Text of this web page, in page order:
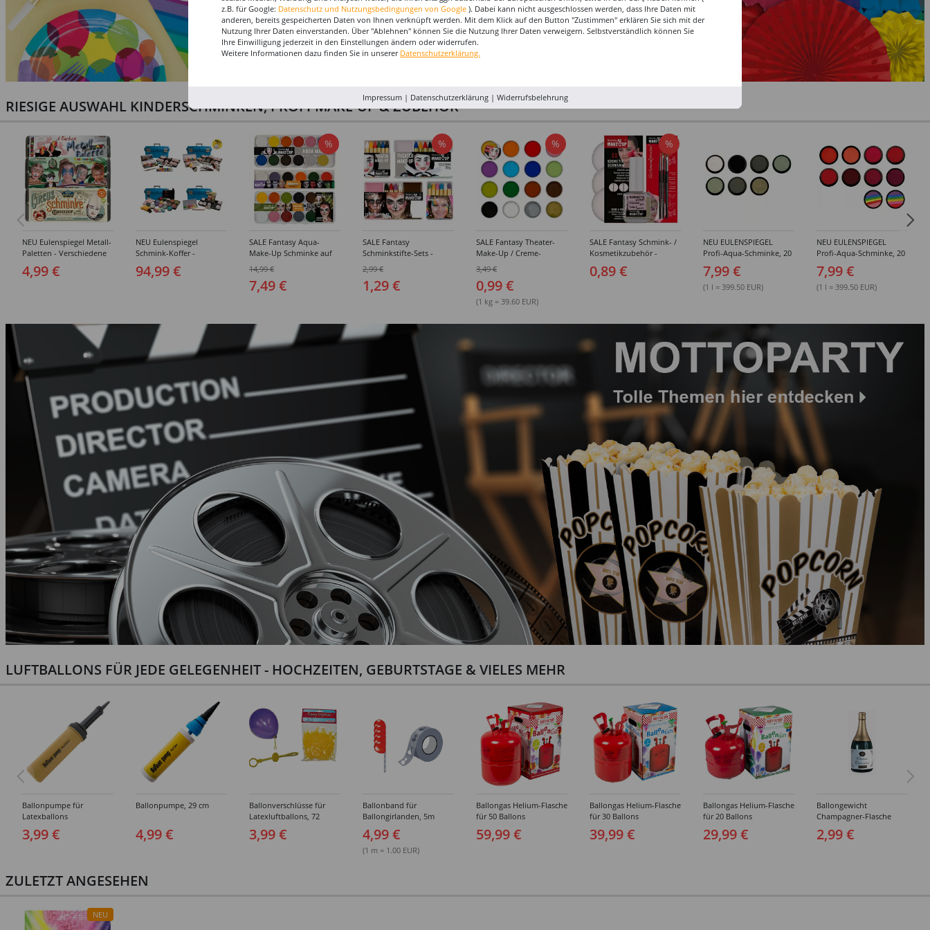
RIESIGE AUSWAHL KINDERSCHMINKEN, PROFI-MAKE-UP & ZUBEHÖR
NEU Eulenspiegel Metall-
Paletten - Verschiedene
4,99 €
NEU Eulenspiegel
Schmink-Koffer -
Ausführungen
94,99 €
%
SALE Fantasy Aqua-
Make-Up Schminke auf
Paletten - Verschiedene
Ausführungen
14,99 €
7,49 €
%
SALE Fantasy
Schminkstifte-Sets -
Ausführungen
2,99 €
1,29 €
%
SALE Fantasy Theater-
Make-Up / Creme-
25g - Verschiedene
Karnevalsfarben
3,49 €
0,99 €
(1 kg = 39.60 EUR)
%
SALE Fantasy Schmink- /
Kosmetikzubehör -
0,89 €
NEU EULENSPIEGEL
Profi-Aqua-Schminke, 20
Grau-Töne -
Verschiedene Farben
7,99 €
(1 l = 399.50 EUR)
NEU EULENSPIEGEL
Profi-Aqua-Schminke, 20
Verschiedene Farben
7,99 €
(1 l = 399.50 EUR)
LUFTBALLONS FÜR JEDE GELEGENHEIT - HOCHZEITEN, GEBURTSTAGE & VIELES MEHR
Ballonpumpe für
Latexballons
3,99 €
Ballonpumpe, 29 cm
4,99 €
Ballonverschlüsse für
Latexluftballons, 72
Stück
3,99 €
Ballonband für
Ballongirlanden, 5m
Deko-Band aus PVC
4,99 €
(1 m = 1.00 EUR)
Ballongas Helium-Flasche
für 50 Ballons
59,99 €
Ballongas Helium-Flasche
für 30 Ballons
39,99 €
Ballongas Helium-Flasche
für 20 Ballons
29,99 €
Ballongewicht
Champagner-Flasche
2,99 €
ZULETZT ANGESEHEN
NEU
z.B. für Google: Datenschutz und Nutzungsbedingungen von Google ). Dabei kann nicht ausgeschlossen werden, dass Ihre Daten mit
anderen, bereits gespeicherten Daten von Ihnen verknüpft werden. Mit dem Klick auf den Button "Zustimmen" erklären Sie sich mit der
Nutzung Ihrer Daten einverstanden. Über "Ablehnen" können Sie die Nutzung Ihrer Daten verweigern. Selbstverständlich können Sie
Ihre Einwilligung jederzeit in den Einstellungen ändern oder widerrufen.
Weitere Informationen dazu finden Sie in unserer Datenschutzerklärung.
Impressum| Datenschutzerklärung| Widerrufsbelehrung